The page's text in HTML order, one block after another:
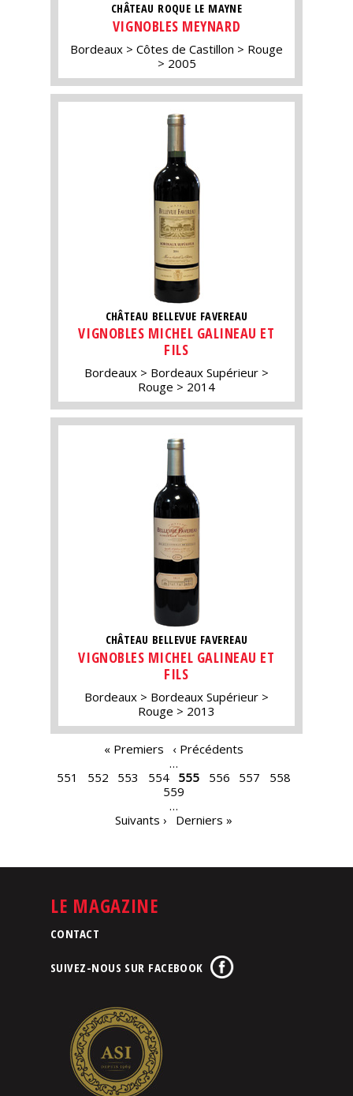
CHÂTEAU ROQUE LE MAYNE
VIGNOBLES MEYNARD
Bordeaux Côtes de Castillon
Rouge
2005
CHÂTEAU BELLEVUE FAVEREAU
VIGNOBLES MICHEL GALINEAU ET
FILS
Bordeaux
Bordeaux Supérieur
Rouge
2014
CHÂTEAU BELLEVUE FAVEREAU
VIGNOBLES MICHEL GALINEAU ET
FILS
Bordeaux
Bordeaux Supérieur
Rouge
2013
« Premiers
‹ Précédents
…
551
552 553 554 555 556 557
558
559
…
Suivants ›
Derniers »
LE MAGAZINE
CONTACT
SUIVEZ-NOUS SUR FACEBOOK